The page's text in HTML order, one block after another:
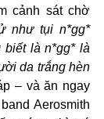
cảnh sát chờ
như tụi n*gg*
biết là n*gg* là
da trắng hèn
– và ăn ngay
Aerosmith